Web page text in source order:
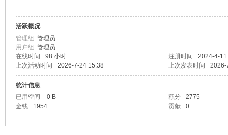
活跃概况
管理组 管理员
用户组 管理员
在线时间
98 小时 注册时间
2024-4-
上次活动时间
2026-7-24 15:38 上次发表时间 2026-
统计信息
已用空间
0 B 积分
2775
金钱
1954 贡献 0